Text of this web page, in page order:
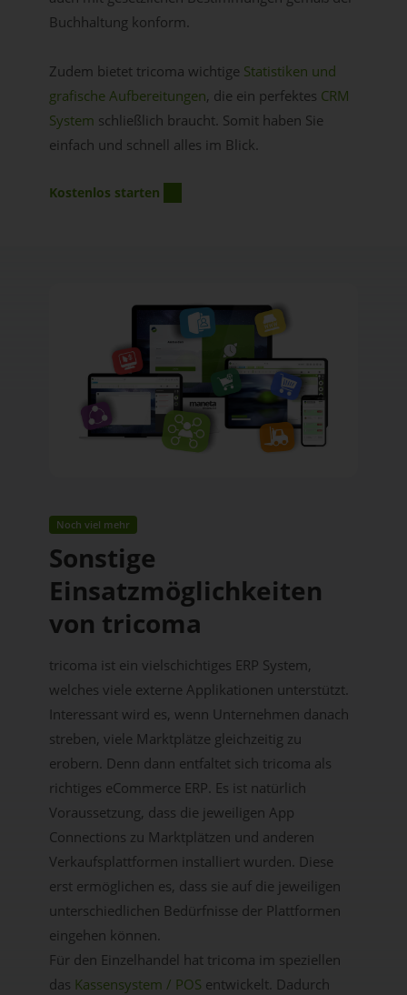
Buchhaltung konform.
Zudem bietet tricoma wichtige Statistiken und
grafische Aufbereitungen, die ein perfektes CRM
System schließlich braucht. Somit haben Sie
einfach und schnell alles im Blick.
Kostenlos starten
Noch viel mehr
Sonstige
Einsatzmöglichkeiten
von tricoma
tricoma ist ein vielschichtiges ERP System,
welches viele externe Applikationen unterstützt.
Interessant wird es, wenn Unternehmen danach
streben, viele Marktplätze gleichzeitig zu
erobern. Denn dann entfaltet sich tricoma als
richtiges eCommerce ERP. Es ist natürlich
Voraussetzung, dass die jeweiligen App
Connections zu Marktplätzen und anderen
Verkaufsplattformen installiert wurden. Diese
erst ermöglichen es, dass sie auf die jeweiligen
unterschiedlichen Bedürfnisse der Plattformen
eingehen können.
Für den Einzelhandel hat tricoma im speziellen
das Kassensystem / POS entwickelt. Dadurch